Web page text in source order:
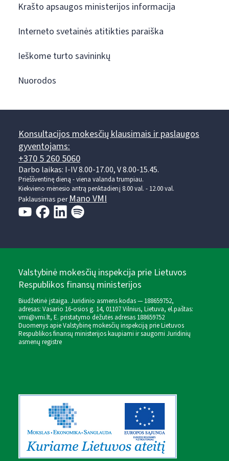
Krašto apsaugos ministerijos informacija
Interneto svetainės atitikties paraiška
Ieškome turto savininkų
Nuorodos
Konsultacijos mokesčių klausimais ir paslaugos
gyventojams:
+370 5 260 5060
Darbo laikas: I-IV 8.00-17.00, V 8.00-15.45.
Prieššventinę dieną - viena valanda trumpiau.
Kiekvieno mėnesio antrą penktadienį 8.00 val. - 12.00 val.
Paklausimas perMano VMI
Valstybinė mokesčių inspekcija prie Lietuvos
Respublikos finansų ministerijos
Biudžetinė įstaiga. Juridinio asmens kodas — 188659752,
adresas: Vasario 16-osios g. 14, 01107 Vilnius, Lietuva, el.paštas:
vmi@vmi.lt, E. pristatymo dėžutės adresas 188659752
Duomenys apie Valstybinę mokesčių inspekciją prie Lietuvos
Respublikos finansų ministerijos kaupiami ir saugomi Juridinių
asmenų registre